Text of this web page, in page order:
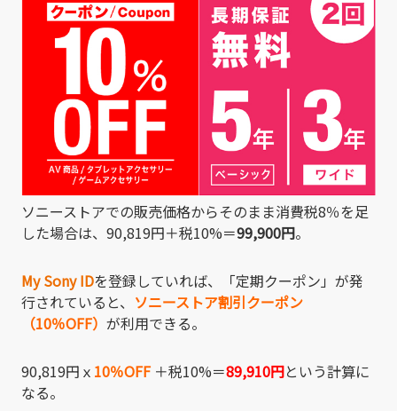
ソニーストアでの販売価格からそのまま消費税8％を足
した場合は、90,819円＋税10%＝99,900円。
My Sony IDを登録していれば、「定期クーポン」が発
行されていると、 ソニーストア割引クーポン
（10％OFF） が利用できる。
90,819円ｘ 10％OFF＋税10%＝89,910円という計算に
なる。